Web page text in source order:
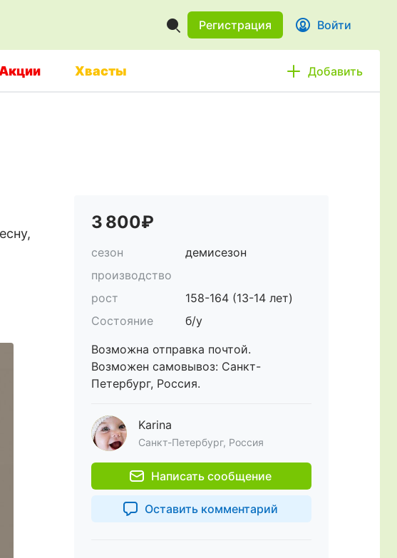
Регистрация Войти
Добавить
Хвасты
3 800₽
сезон
демисезон
производство
рост
158-164 (13-14 лет)
Состояние
б/у
Возможна отправка почтой.
Возможен самовывоз: Санкт-
Петербург, Россия.
Karina
Санкт-Петербург, Россия
Написать сообщение
Оставить комментарий